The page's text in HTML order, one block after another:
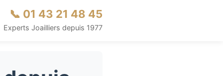
📞 01 43 21 48 45
Experts Joailliers depuis 1977